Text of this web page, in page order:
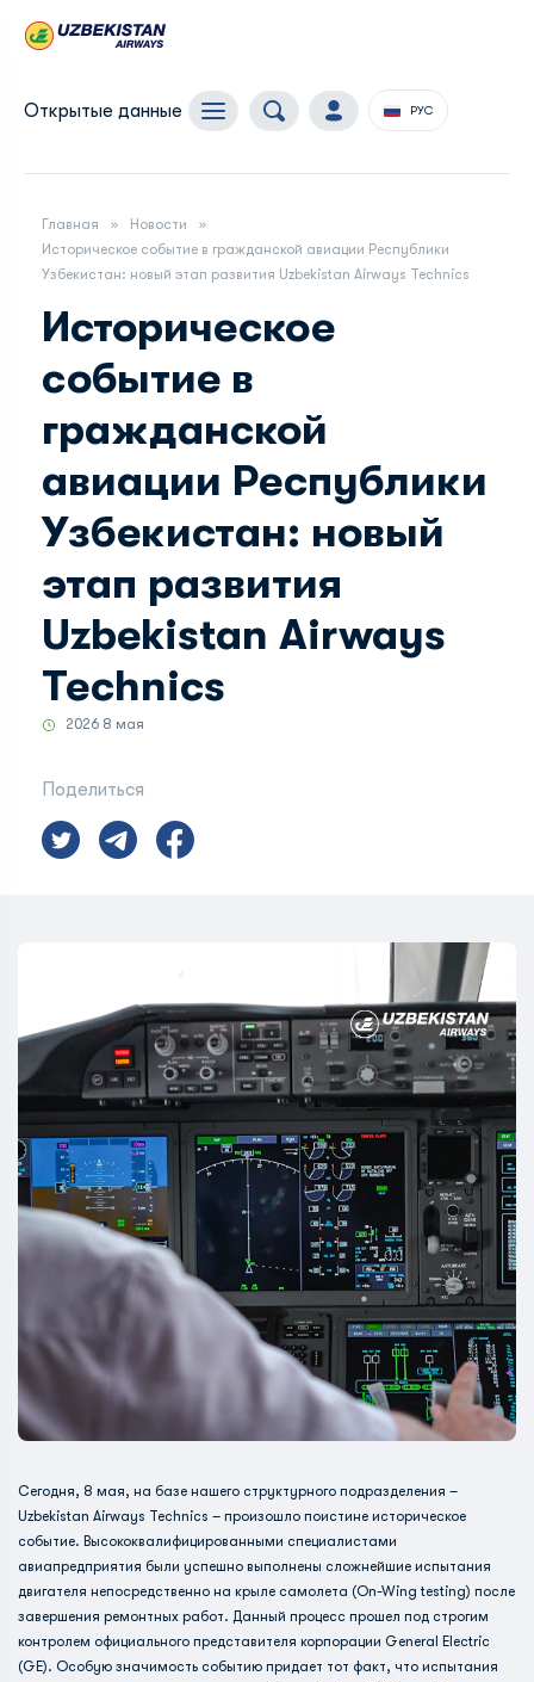
Открытые данные РУС
Главная
Новости
Историческое событие в гражданской авиации Республики
Узбекистан: новый этап развития Uzbekistan Airways Technics
Историческое
событие в
гражданской
авиации Республики
Узбекистан: новый
этап развития
Uzbekistan Airways
Technics
2026 8 мая
Поделиться
Сегодня, 8 мая, на базе нашего структурного подразделения –
Uzbekistan Airways Technics – произошло поистине историческое
событие. Высококвалифицированными специалистами
авиапредприятия были успешно выполнены сложнейшие испытания
двигателя непосредственно на крыле самолета (On-Wing testing) после
завершения ремонтных работ. Данный процесс прошел под строгим
контролем официального представителя корпорации General Electric
(GE). Особую значимость событию придает тот факт, что испытания